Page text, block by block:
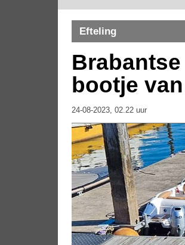
Efteling
bootje
24-08-2023, 02.22 uur